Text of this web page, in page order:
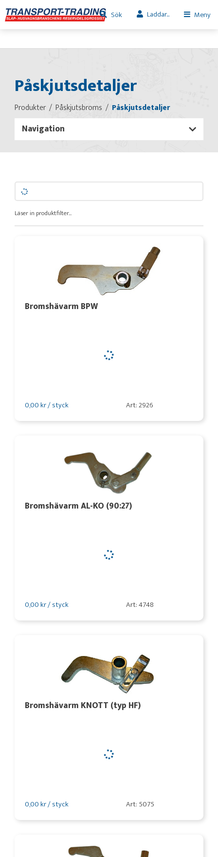
Sök Laddar... Meny
Påskjutsdetaljer
Produkter Påskjutsbroms Påskjutsdetaljer
Navigation
Läser in produktfilter...
Bromshävarm BPW
0,00 kr / styck Art: 2926
Bromshävarm AL-KO (90:27)
0,00 kr / styck Art: 4748
Bromshävarm KNOTT (typ HF)
0,00 kr / styck Art: 5075